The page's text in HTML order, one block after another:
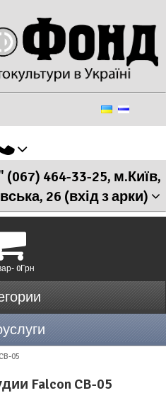
464-33-25, м.Київ,
26 (вхід з арки)
0Грн
05
Falcon CB-05